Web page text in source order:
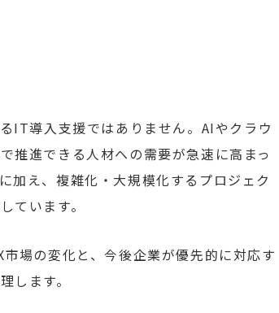
IT導入支援ではありません。AIやクラウ
推進できる人材への需要が急速に高まっ
加え、複雑化・大規模化するプロジェク
ています。
場の変化と、今後企業が優先的に対応す
します。